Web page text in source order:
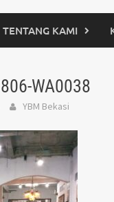
TENTANG KAMI
WA0038
YBM Bekasi